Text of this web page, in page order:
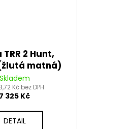
2 Hunt,
matná)
2026
Skladem
Kč bez DPH
7 325 Kč
DETAIL